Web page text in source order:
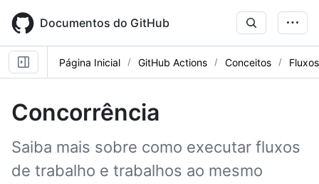
main
content
Documentos do GitHub
Página Inicial GitHub Actions Conceitos
Concorrência
Saiba mais sobre como executar fluxos
de trabalho e trabalhos ao mesmo